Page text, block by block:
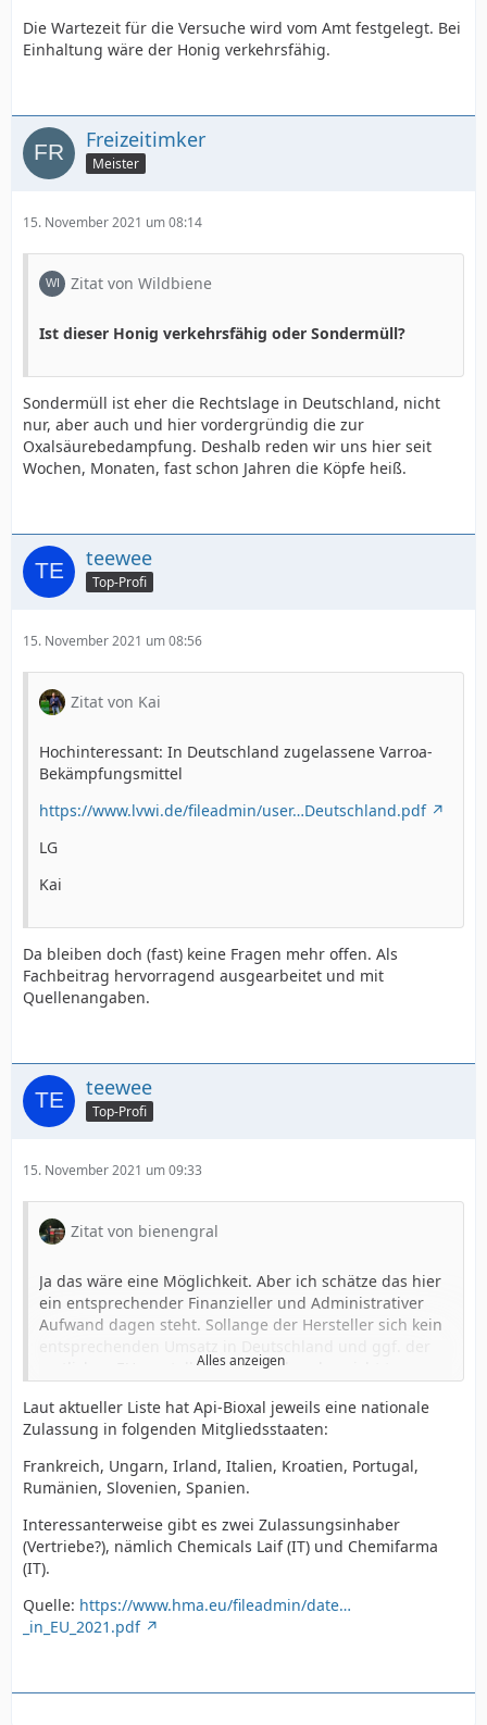
Die Wartezeit für die Versuche wird vom Amt festgelegt. Bei
Einhaltung wäre der Honig verkehrsfähig.
Freizeitimker
Meister
15. November 2021 um 08:14
Zitat von Wildbiene
Ist dieser Honig verkehrsfähig oder Sondermüll?
Sondermüll ist eher die Rechtslage in Deutschland, nicht
nur, aber auch und hier vordergründig die zur
Oxalsäurebedampfung. Deshalb reden wir uns hier seit
Wochen, Monaten, fast schon Jahren die Köpfe heiß.
teewee
Top-Profi
15. November 2021 um 08:56
Zitat von Kai
Hochinteressant: In Deutschland zugelassene Varroa-
Bekämpfungsmittel
https://www.lvwi.de/fileadmin/user…Deutschland.pdf
LG
Kai
Da bleiben doch (fast) keine Fragen mehr offen. Als
Fachbeitrag hervorragend ausgearbeitet und mit
Quellenangaben.
teewee
Top-Profi
15. November 2021 um 09:33
Zitat von bienengral
Ja das wäre eine Möglichkeit. Aber ich schätze das hier
ein entsprechender Finanzieller und Administrativer
Aufwand dagen steht. Sollange der Hersteller sich kein
restlichen EU vorstellen kann wird er das nicht tun.
Ich habe einen Hersteller in Internet gefunden welche
wohl eine Zulassung in Italien besitzt. Da ich jedoch
kein italienisch Spreche kann ich hier mit dem
Hersteller nicht entsprechen kontakt aufnehmen.
http://www.alveis.it/en/cura-delle-api-eng/bioxal-eng/
Api-Bioxal is an Oxalic acid based
veterinary medicine against Varroa
the only one in the EU approved for vaporization;
Alles anzeigen
Laut aktueller Liste hat Api-Bioxal jeweils eine nationale
Zulassung in folgenden Mitgliedsstaaten:
Frankreich, Ungarn, Irland, Italien, Kroatien, Portugal,
Rumänien, Slovenien, Spanien.
Interessanterweise gibt es zwei Zulassungsinhaber
(Vertriebe?), nämlich Chemicals Laif (IT) und Chemifarma
(IT).
Quelle: https://www.hma.eu/fileadmin/date…
_in_EU_2021.pdf